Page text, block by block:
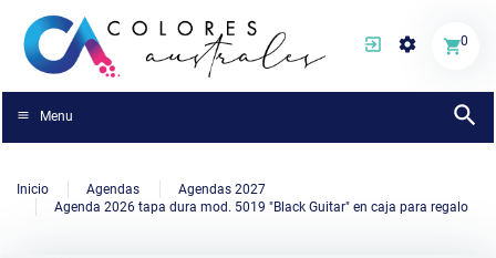
0
Menu
Inicio Agendas
Agendas 2027
Agenda 2026 tapa dura mod. 5019 "Black Guitar" en caja para regalo